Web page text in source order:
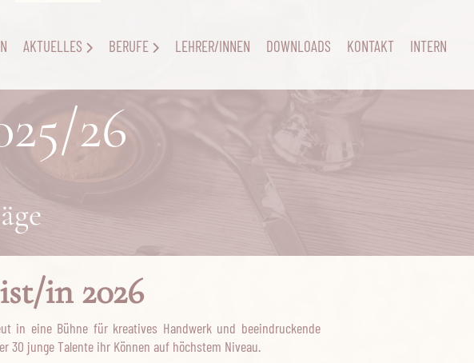
AKTUELLES BERUFE LEHRER/INNEN DOWNLOADS KONTAKT INTERN
26
in 2026
in eine Bühne für kreatives Handwerk und beeindruckende
30 junge Talente ihr Können auf höchstem Niveau.